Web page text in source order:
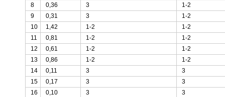
8
0,36 3
1-2
9
0,31 3
1-2
10
1,42 1-2
1-2
11
0,81 1-2
1-2
12
0,61 1-2
1-2
13
0,86 1-2
1-2
14
0,11 3
3
15
0,17 3
3
16
0,10 3
3